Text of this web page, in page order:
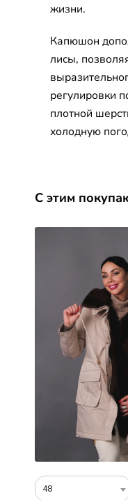
жизни.
Капюшон
лисы,
регулировки
плотной
холодную
С этим
48